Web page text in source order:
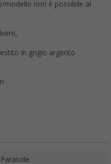
modello non è possibile al
in grigio argento
Parasole